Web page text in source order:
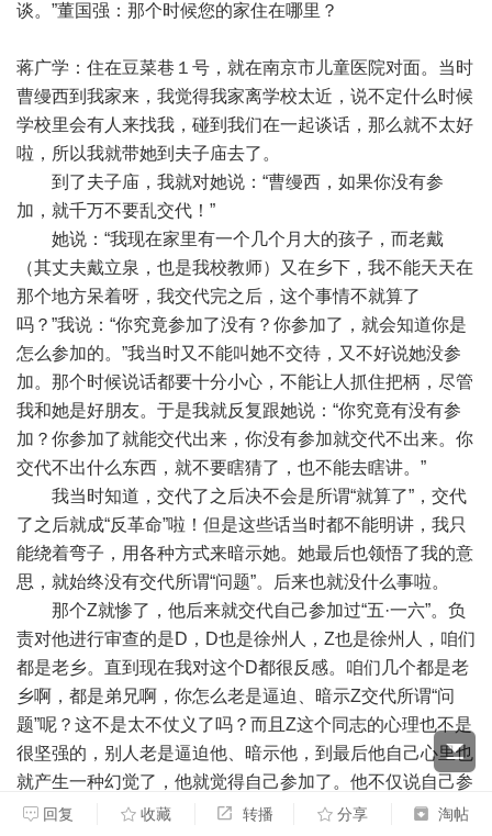
谈。”董国强：那个时候您的家住在哪里？
蒋广学：住在豆菜巷１号，就在南京市儿童医院对面。当时
曹缦西到我家来，我觉得我家离学校太近，说不定什么时候
学校里会有人来找我，碰到我们在一起谈话，那么就不太好
啦，所以我就带她到夫子庙去了。
到了夫子庙，我就对她说：“曹缦西，如果你没有参
加，就千万不要乱交代！”
她说：“我现在家里有一个几个月大的孩子，而老戴
（其丈夫戴立泉，也是我校教师）又在乡下，我不能天天在
那个地方呆着呀，我交代完之后，这个事情不就算了
吗？”我说：“你究竟参加了没有？你参加了，就会知道你是
怎么参加的。”我当时又不能叫她不交待，又不好说她没参
加。那个时候说话都要十分小心，不能让人抓住把柄，尽管
我和她是好朋友。于是我就反复跟她说：“你究竟有没有参
加？你参加了就能交代出来，你没有参加就交代不出来。你
交代不出什么东西，就不要瞎猜了，也不能去瞎讲。”
我当时知道，交代了之后决不会是所谓“就算了”，交代
了之后就成“反革命”啦！但是这些话当时都不能明讲，我只
能绕着弯子，用各种方式来暗示她。她最后也领悟了我的意
思，就始终没有交代所谓“问题”。后来也就没什么事啦。
那个Z就惨了，他后来就交代自己参加过“五·一六”。负
责对他进行审查的是D，D也是徐州人，Z也是徐州人，咱们
都是老乡。直到现在我对这个D都很反感。咱们几个都是老
乡啊，都是弟兄啊，你怎么老是逼迫、暗示Z交代所谓“问
题”呢？这不是太不仗义了吗？而且Z这个同志的心理也不是
很坚强的，别人老是逼迫他、暗示他，到最后他自己心里也
就产生一种幻觉了，他就觉得自己参加了。他不仅说自己参
加了“五·一六”，而且还说自己直接参加了一个阴谋刺杀毛主
回复 收藏 转播 分享 淘帖